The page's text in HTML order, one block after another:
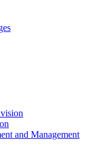
and Management